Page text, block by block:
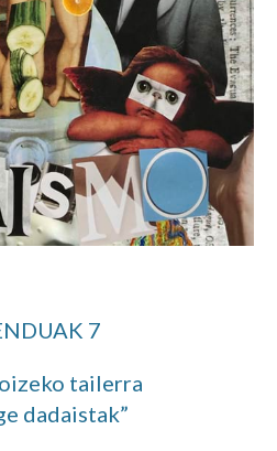
7
tailerra
dadaistak”